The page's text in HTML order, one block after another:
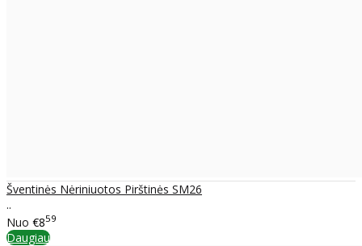
Šventinės Nėriniuotos Pirštinės SM26
..
Nuo €859
Daugiau